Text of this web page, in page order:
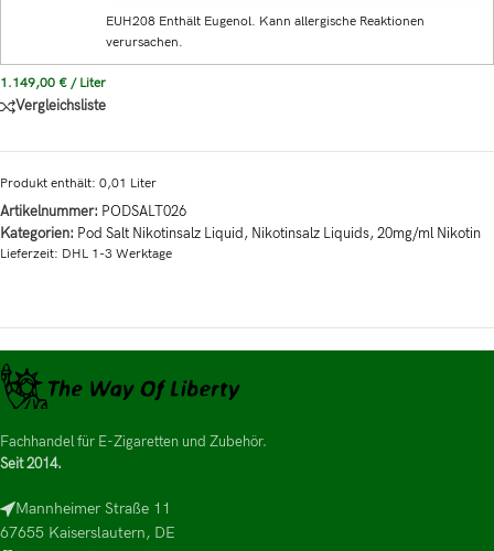
EUH208 Enthält Eugenol. Kann allergische Reaktionen
verursachen.
1.149,00 € / Liter
Vergleichsliste
Produkt enthält: 0,01 Liter
Artikelnummer: PODSALT026
Kategorien: Pod Salt Nikotinsalz Liquid, Nikotinsalz Liquids,20mg/ml Nikotin
Lieferzeit: DHL 1-3 Werktage
Fachhandel für E-Zigaretten und Zubehör.
Seit 2014.
Mannheimer Straße 11
67655 Kaiserslautern, DE